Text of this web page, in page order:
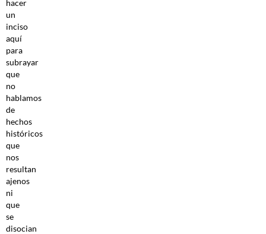
hacer
un
inciso
aquí
para
subrayar
que
no
hablamos
de
hechos
históricos
que
nos
resultan
ajenos
ni
que
se
disocian